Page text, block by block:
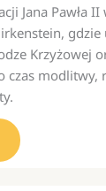
Jana Pawła
gdzie
Krzyżowej
czas modlitwy,